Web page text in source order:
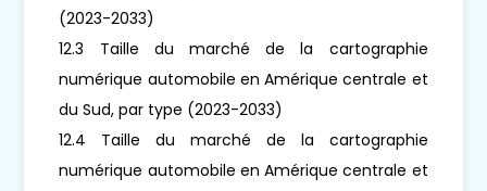
(2023-2033)
12.3 Taille du marché de la cartographie
numérique automobile en Amérique centrale et
du Sud, par type (2023-2033)
12.4 Taille du marché de la cartographie
numérique automobile en Amérique centrale et